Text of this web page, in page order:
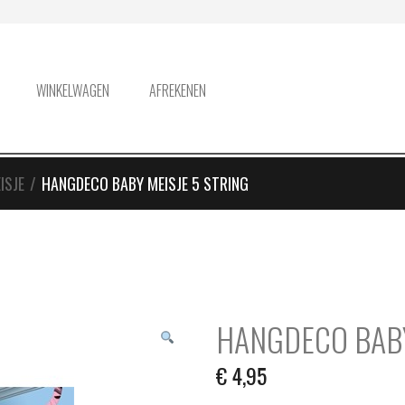
WINKELWAGEN AFREKENEN
/ HANGDECO BABY MEISJE 5 STRING
HANGDECO
€4,95